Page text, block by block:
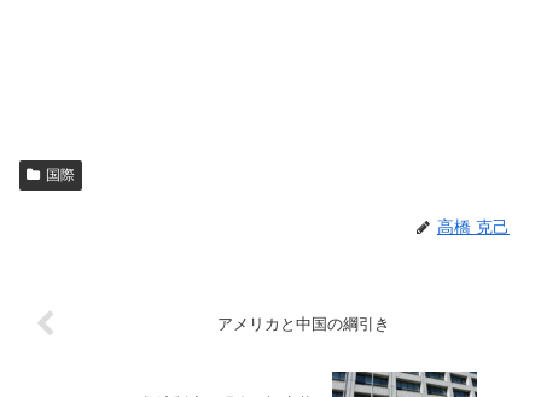
国際
高橋 克己
アメリカと中国の綱引き